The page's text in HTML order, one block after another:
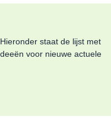
staat de lijst met
voor nieuwe actuele